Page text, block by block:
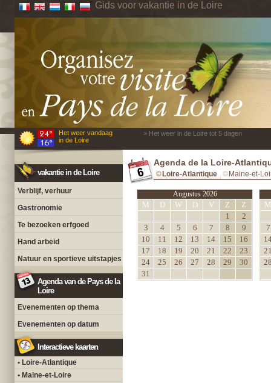
Gids voor vakantie in de Loire
Het weer vandaag
in de Loire
> Het weer in de Loire tot 5 dagen
vakantie in de Loire
Verblijf, verhuur
Gastronomie
Te bezoeken erfgoed
Hand arbeid
Natuur en sportieve uitstapjes
Agenda van de Pays de la
Loire
Evenementen op thema
Evenementen op datum
Interactieve kaarten
• Loire-Atlantique
• Maine-et-Loire
Agenda de la Loire-
Loire-Atlantique Maine-et-
Augustus 2026
M D W D V Z
Z
1
2
3
4 5 6 7 8
9
10
11 12 13 14 15
16
17
18 19 20 21 22
23
24
25 26 27 28 29
30
31
M
7